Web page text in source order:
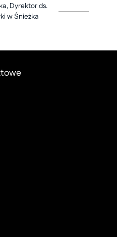
Dyrektor ds.
w Śnieżka